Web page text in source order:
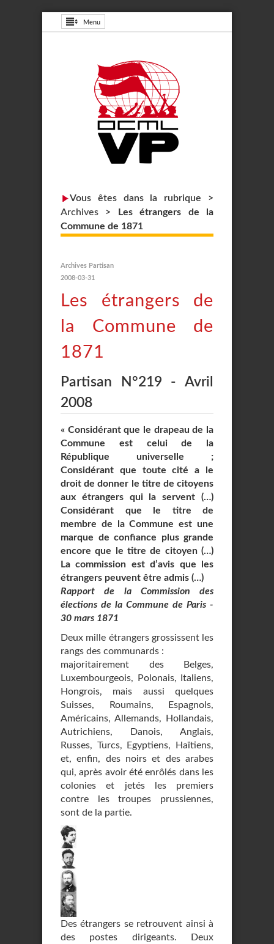
Menu
Vous êtes dans la rubrique >
Archives >
Les étrangers de la
Commune de 1871
Archives Partisan
2008-03-31
Les étrangers de
la Commune de
1871
Partisan N°219 - Avril
2008
« Considérant que le drapeau de la
Commune est celui de la
République universelle ;
Considérant que toute cité a le
droit de donner le titre de citoyens
aux étrangers qui la servent (…)
Considérant que le titre de
membre de la Commune est une
marque de confiance plus grande
encore que le titre de citoyen (…)
La commission est d’avis que les
étrangers peuvent être admis (…)
Rapport de la Commission des
élections de la Commune de Paris -
30 mars 1871
Deux mille étrangers grossissent les
rangs des communards :
majoritairement des Belges,
Luxembourgeois, Polonais, Italiens,
Hongrois, mais aussi quelques
Suisses, Roumains, Espagnols,
Américains, Allemands, Hollandais,
Autrichiens, Danois, Anglais,
Russes, Turcs, Egyptiens, Haïtiens,
et, enfin, des noirs et des arabes
qui, après avoir été enrôlés dans les
colonies et jetés les premiers
contre les troupes prussiennes,
sont de la partie.
Des étrangers se retrouvent ainsi à
des postes dirigeants. Deux